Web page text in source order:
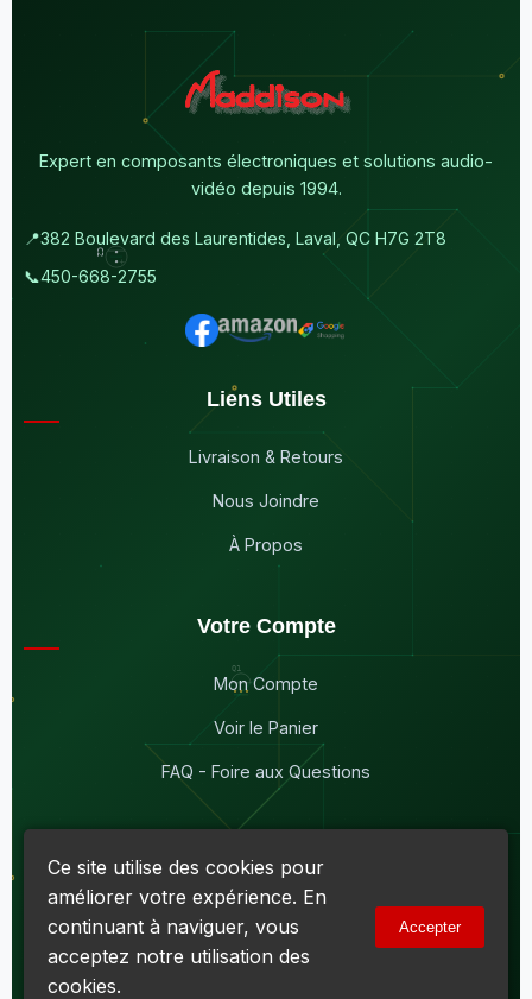
Expert en composants électroniques et solutions audio-
vidéo depuis 1994.
📍382 Boulevard des Laurentides, Laval, QC H7G 2T8
📞450-668-2755
Liens Utiles
Livraison & Retours
Nous Joindre
À Propos
Votre Compte
Mon Compte
Voir le Panier
FAQ - Foire aux Questions
© 2026Maddison Électronique Inc.
Politique de confidentialité & Cookies|
Conditions d'utilisation
Numéro d'entreprise du Québec (NEQ) :
R138919030RT0001 • TVQ : 10-1702-3051TQ0001
Ce site utilise des cookies pour
améliorer votre expérience. En
continuant à naviguer, vous
acceptez notre utilisation des
cookies.
Accepter